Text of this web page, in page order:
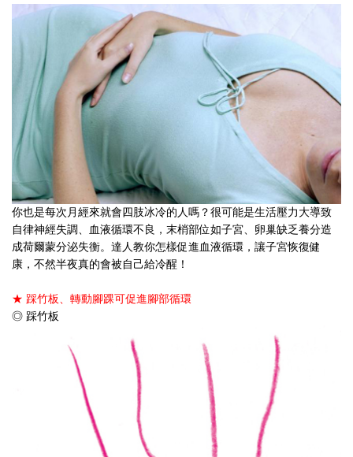
你也是每次月經來就會四肢冰冷的人嗎？很可能是生活壓力大導致
自律神經失調、血液循環不良，末梢部位如子宮、卵巢缺乏養分造
成荷爾蒙分泌失衡。達人教你怎樣促進血液循環，讓子宮恢復健
康，不然半夜真的會被自己給冷醒！
★ 踩竹板、轉動腳踝可促進腳部循環
◎ 踩竹板